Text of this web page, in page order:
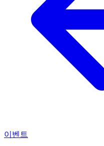
이벤트